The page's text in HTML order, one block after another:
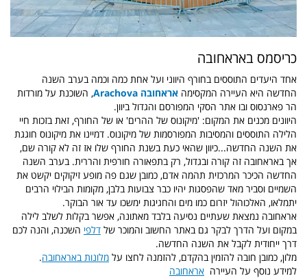
כריסמס באראחובה
אחד היעדים התוססים בחורף היווני ועל אחת כמה וכמה בערב השנה
החדשה היא העיירה המקסימה אראחובה Arachova
, השוכנת על מורדות
הר פארנסוס ובו אתר הסקי המפורסם והגדול ביוון.
היוונים מכנים את המקום: 'מיקונוס של ההרים' או של החורף, זאת בזכות חיי
הלילה התוססים והמסיבות המפורסמות של מיקונוס. דמיינו את מיקונוס חוגגת
את השנה החדשה...כיוון שהאי כעת בשנת החורף שלו אז זה לא קורה שם,
אך באראחובה זה קורה ובגדול, רק בתפאורה חורפית והררית. בערב השנה
החדשה הכיכר המרכזית תהמה אדם, כמובן שגם פה מופע זיקוקים יקשט את
השמיים וסביר מאד שהפסגות יהיו כבר צבועות בלבן, מקומות הבילוי הרבים
יתמלאו, האלכוהול יזרום כמו מים והחגיגות ימשכו עד אור הבוקר.
אראחובה נמצאת שעתיים נסיעה בלבד מאתונה, אפשר בקלות לשלב לילה
במקום ועל הדרך לבקר גם באתר החשוב והמוכר של דלפי השכנה, והנה לכם
דרך ייחודית לקבל את השנה החדשה.
מלון, כמובן חובה להזמין בהקדם, להזמנה לחצו על מלונות באראחובה.
למידע נוסף על העיירה אראחובה